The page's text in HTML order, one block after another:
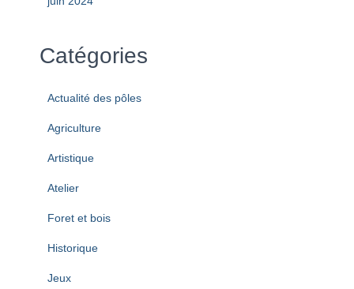
Catégories
Actualité des pôles
Agriculture
Artistique
Atelier
Foret et bois
Historique
Jeux